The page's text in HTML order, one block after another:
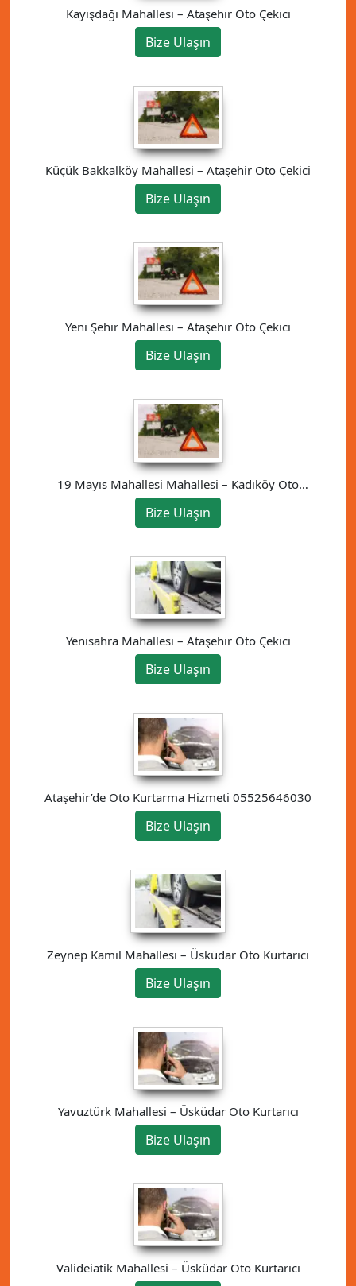
Kayışdağı Mahallesi – Ataşehir Oto Çekici
Bize Ulaşın
Küçük Bakkalköy Mahallesi – Ataşehir Oto Çekici
Bize Ulaşın
Yeni Şehir Mahallesi – Ataşehir Oto Çekici
Bize Ulaşın
19 Mayıs Mahallesi Mahallesi – Kadıköy Oto
Çekici
Bize Ulaşın
Yenisahra Mahallesi – Ataşehir Oto Çekici
Bize Ulaşın
Ataşehir’de Oto Kurtarma Hizmeti 05525646030
Bize Ulaşın
Zeynep Kamil Mahallesi – Üsküdar Oto Kurtarıcı
Bize Ulaşın
Yavuztürk Mahallesi – Üsküdar Oto Kurtarıcı
Bize Ulaşın
Valideiatik Mahallesi – Üsküdar Oto Kurtarıcı